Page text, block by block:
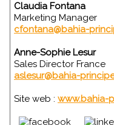
Claudia Fontana
Marketing Manager
cfontana@bahia-
Anne-Sophie Lesur
Sales Director France
aslesur@bahia-
Site web : www.bahia-